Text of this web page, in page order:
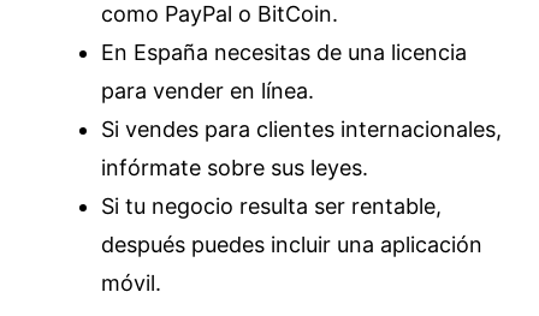
como PayPal o BitCoin.
En España necesitas de una licencia
para vender en línea.
Si vendes para clientes internacionales,
infórmate sobre sus leyes.
Si tu negocio resulta ser rentable,
después puedes incluir una aplicación
móvil.